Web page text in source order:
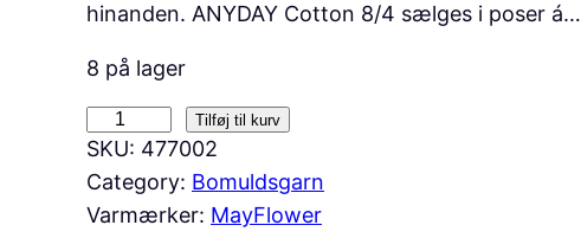
hinanden. ANYDAY Cotton 8/4 sælges i poser á…
8 på lager
N
Y
D
Tilføj til kurv
SKU: 477002
Category: Bomuldsgarn
Varmærker: MayFlower